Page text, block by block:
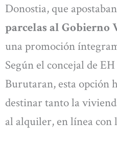
Donostia, que
parcelas al Gobierno
una promoción
Según el concejal de
Burutaran, esta opción
destinar tanto la
al alquiler, en línea con